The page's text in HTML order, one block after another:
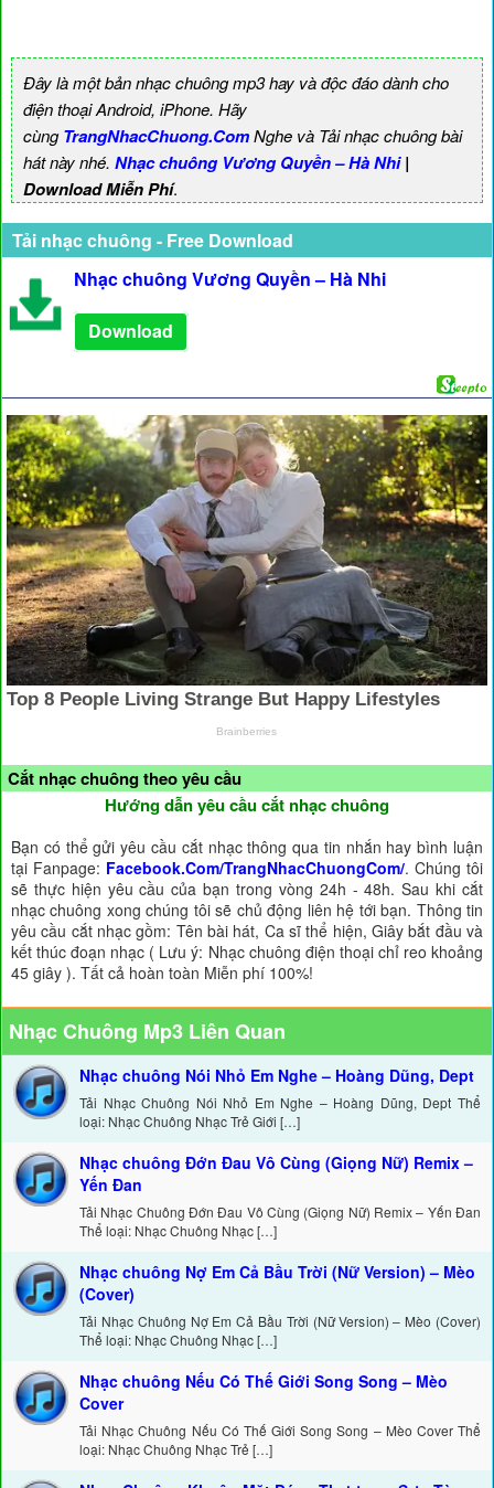
Đây là một bản nhạc chuông mp3 hay và độc đáo dành cho
điện thoại Android, iPhone. Hãy
cùngTrangNhacChuong.ComNghe và Tải nhạc chuông bài
hát này nhé. Nhạc chuông Vương Quyền – Hà Nhi|
Download Miễn Phí.
Tải nhạc chuông - Free Download
Nhạc chuông Vương Quyền – Hà Nhi
Download
Cắt nhạc chuông theo yêu cầu
Hướng dẫn yêu cầu cắt nhạc chuông
Bạn có thể gửi yêu cầu cắt nhạc thông qua tin nhắn hay bình luận
tại Fanpage: Facebook.Com/TrangNhacChuongCom/. Chúng tôi
sẽ thực hiện yêu cầu của bạn trong vòng 24h - 48h. Sau khi cắt
nhạc chuông xong chúng tôi sẽ chủ động liên hệ tới bạn. Thông tin
yêu cầu cắt nhạc gồm: Tên bài hát, Ca sĩ thể hiện, Giây bắt đầu và
kết thúc đoạn nhạc ( Lưu ý: Nhạc chuông điện thoại chỉ reo khoảng
45 giây ). Tất cả hoàn toàn Miễn phí 100%!
Nhạc Chuông Mp3 Liên Quan
Nhạc chuông Nói Nhỏ Em Nghe – Hoàng Dũng, Dept
Tải Nhạc Chuông Nói Nhỏ Em Nghe – Hoàng Dũng, Dept Thể
loại: Nhạc Chuông Nhạc Trẻ Giới […]
Nhạc chuông Đớn Đau Vô Cùng (Giọng Nữ) Remix –
Yến Đan
Tải Nhạc Chuông Đớn Đau Vô Cùng (Giọng Nữ) Remix – Yến Đan
Thể loại: Nhạc Chuông Nhạc […]
Nhạc chuông Nợ Em Cả Bầu Trời (Nữ Version) – Mèo
(Cover)
Tải Nhạc Chuông Nợ Em Cả Bầu Trời (Nữ Version) – Mèo (Cover)
Thể loại: Nhạc Chuông Nhạc […]
Nhạc chuông Nếu Có Thế Giới Song Song – Mèo
Cover
Tải Nhạc Chuông Nếu Có Thế Giới Song Song – Mèo Cover Thể
loại: Nhạc Chuông Nhạc Trẻ […]